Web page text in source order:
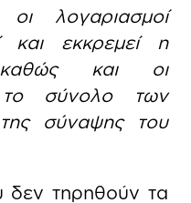
οι λογαριασμοί
και εκκρεμεί η
και οι
το σύνολο των
σύναψης του
δεν τηρηθούν τα